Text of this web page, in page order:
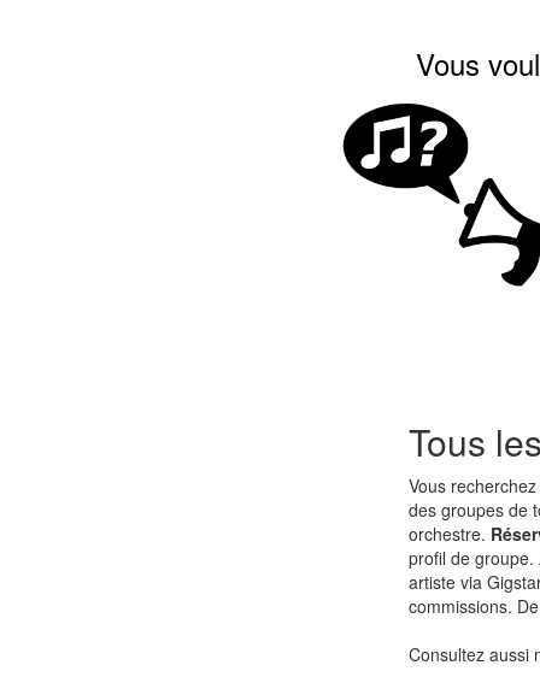
Vous
Tous
Vous
des groupes de
orchestre.
profil de
artiste via
commissions.
Consultez aussi